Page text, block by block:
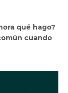
qué hago?
cuando